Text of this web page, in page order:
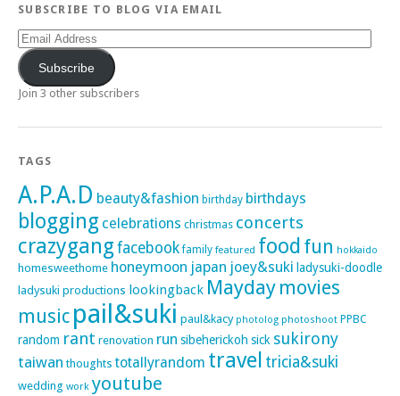
SUBSCRIBE TO BLOG VIA EMAIL
Email
Address
Subscribe
Join 3 other subscribers
TAGS
A.P.A.D beauty&fashion birthday birthdays
blogging celebrations christmas concerts
crazygangfacebook family featured food fun hokkaido
homesweethome honeymoon japan joey&suki ladysuki-doodle
ladysuki productions lookingback Mayday movies
music pail&suki paul&kacy photolog photoshoot PPBC
random rant renovation run sibeherickoh sick sukirony
taiwan thoughts totallyrandom travel tricia&suki
wedding work youtube